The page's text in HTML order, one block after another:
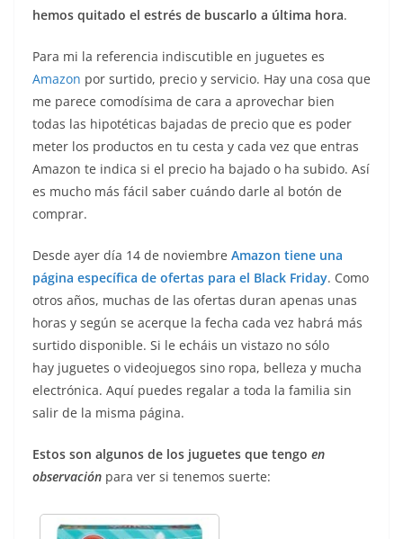
hemos quitado el estrés de buscarlo a última hora.
Para mi la referencia indiscutible en juguetes es
Amazon por surtido, precio y servicio. Hay una cosa que
me parece comodísima de cara a aprovechar bien
todas las hipotéticas bajadas de precio que es poder
meter los productos en tu cesta y cada vez que entras
Amazon te indica si el precio ha bajado o ha subido. Así
es mucho más fácil saber cuándo darle al botón de
comprar.
Desde ayer día 14 de noviembre Amazon tiene una
página específica de ofertas para el Black Friday. Como
otros años, muchas de las ofertas duran apenas unas
horas y según se acerque la fecha cada vez habrá más
surtido disponible. Si le echáis un vistazo no sólo
hay juguetes o videojuegos sino ropa, belleza y mucha
electrónica. Aquí puedes regalar a toda la familia sin
salir de la misma página.
Estos son algunos de los juguetes que tengo en
observación para ver si tenemos suerte: